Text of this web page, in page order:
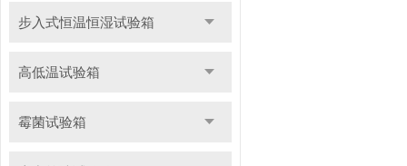
步入式恒温恒湿试验箱
高低温试验箱
霉菌试验箱